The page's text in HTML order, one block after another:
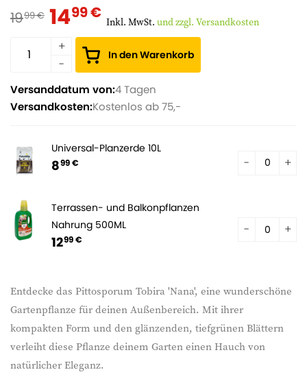
Entdecke das Pittosporum Tobira 'Nana', eine wunderschöne
Gartenpflanze für deinen Außenbereich. Mit ihrer
kompakten Form und den glänzenden, tiefgrünen Blättern
verleiht diese Pflanze deinem Garten einen Hauch von
natürlicher Eleganz.
1999 € 1499 € Inkl. MwSt. und zzgl. Versandkosten
In den Warenkorb
Versanddatum von:4 Tagen
Versandkosten:Kostenlos ab 75,-
Universal-Planzerde 10L
899 €
Terrassen- und Balkonpflanzen
Nahrung 500ML
1299 €